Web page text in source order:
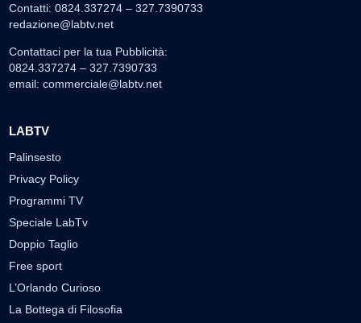
Contatti: 0824.337274 – 327.7390733
redazione@labtv.net
Contattaci per la tua Pubblicità:
0824.337274 – 327.7390733
email: commerciale@labtv.net
LABTV
Palinsesto
Privacy Policy
Programmi TV
Speciale LabTv
Doppio Taglio
Free sport
L’Orlando Curioso
La Bottega di Filosofia